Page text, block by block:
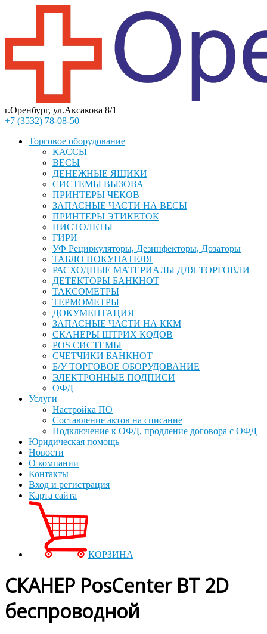
г.Оренбург, ул.Аксакова 8/1
+7 (3532) 78-08-50
Торговое оборудование
КАССЫ
ВЕСЫ
ДЕНЕЖНЫЕ ЯЩИКИ
СИСТЕМЫ ВЫЗОВА
ПРИНТЕРЫ ЧЕКОВ
ЗАПАСНЫЕ ЧАСТИ НА ВЕСЫ
ПРИНТЕРЫ ЭТИКЕТОК
ПИСТОЛЕТЫ
ГИРИ
УФ Рециркуляторы, Дезинфекторы, Дозаторы
ТАБЛО ПОКУПАТЕЛЯ
РАСХОДНЫЕ МАТЕРИАЛЫ ДЛЯ ТОРГОВЛИ
ДЕТЕКТОРЫ БАНКНОТ
ТАКСОМЕТРЫ
ТЕРМОМЕТРЫ
ДОКУМЕНТАЦИЯ
ЗАПАСНЫЕ ЧАСТИ НА ККМ
СКАНЕРЫ ШТРИХ КОДОВ
POS СИСТЕМЫ
СЧЕТЧИКИ БАНКНОТ
Б/У ТОРГОВОЕ ОБОРУДОВАНИЕ
ЭЛЕКТРОННЫЕ ПОДПИСИ
ОФД
Услуги
Настройка ПО
Составление актов на списание
Подключение к ОФД, продление договора с ОФД
Юридическая помощь
Новости
О компании
Контакты
Вход и регистрация
Карта сайта
КОРЗИНА
СКАНЕР PosCenter BT 2D
беспроводной